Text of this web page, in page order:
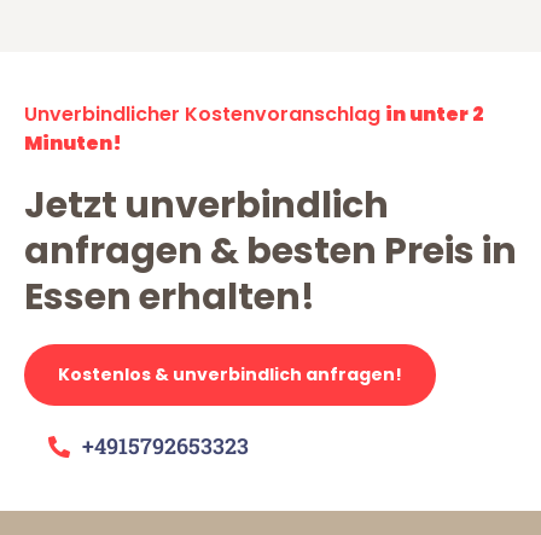
Unverbindlicher Kostenvoranschlag in unter 2
Minuten!
Jetzt unverbindlich
anfragen & besten Preis in
Essen erhalten!
Kostenlos & unverbindlich anfragen!
+4915792653323